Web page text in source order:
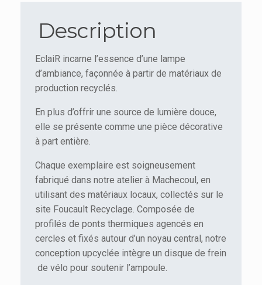
Description
EclaiR incarne l’essence d’une lampe
d’ambiance, façonnée à partir de matériaux de
production recyclés.
En plus d’offrir une source de lumière douce,
elle se présente comme une pièce décorative
à part entière.
Chaque exemplaire est soigneusement
fabriqué dans notre atelier à Machecoul, en
utilisant des matériaux locaux, collectés sur le
site Foucault Recyclage. Composée de
profilés de ponts thermiques agencés en
cercles et fixés autour d’un noyau central, notre
conception upcyclée intègre un disque de frein
de vélo pour soutenir l’ampoule.